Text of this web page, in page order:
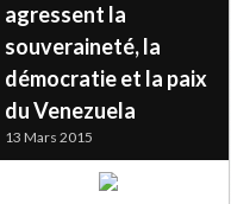
agressent la
souveraineté, la
démocratie et la paix
du Venezuela
13 Mars 2015